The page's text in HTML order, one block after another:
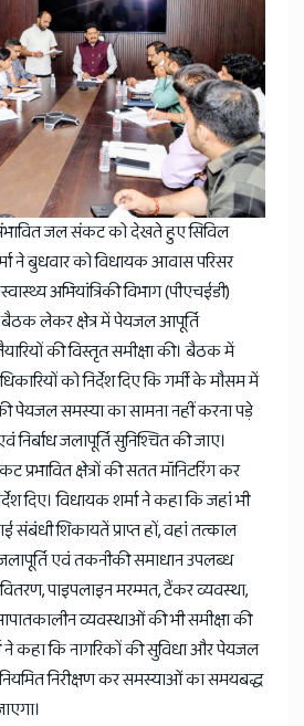
जल संकट को देखते हुए सिविल
ने बुधवार को विधायक आवास परिसर
अभियांत्रिकी विभाग (पीएचईडी)
बैठक लेकर क्षेत्र में पेयजल आपूर्ति
की विस्तृत समीक्षा की। बैठक में
को निर्देश दिए कि गर्मी के मौसम में
पेयजल समस्या का सामना नहीं करना पड़े
निर्बाध जलापूर्ति सुनिश्चित की जाए।
क्षेत्रों की सतत मॉनिटरिंग कर
दिए। विधायक शर्मा ने कहा कि जहां भी
संबंधी शिकायतें प्राप्त हों, वहां तत्काल
एवं तकनीकी समाधान उपलब्ध
पाइपलाइन मरम्मत, टैंकर व्यवस्था,
व्यवस्थाओं की भी समीक्षा की
ने कहा कि नागरिकों की सुविधा और पेयजल
निरीक्षण कर समस्याओं का समयबद्ध